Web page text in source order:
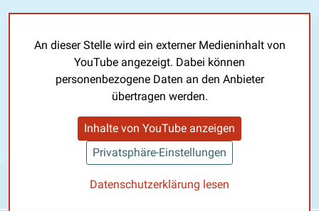
An dieser Stelle wird ein externer Medieninhalt von
YouTube angezeigt. Dabei können
personenbezogene Daten an den Anbieter
übertragen werden.
Inhalte von YouTube anzeigen
Privatsphäre-Einstellungen
Datenschutzerklärung lesen